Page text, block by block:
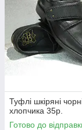
Туфлі шкіряні
хлопчика 35р.
Готово до